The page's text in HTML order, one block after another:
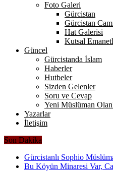
Foto Galeri
Gürcistan
Gürcistan
Hat Galerisi
Kutsal
Güncel
Gürcistanda İslam
Haberler
Hutbeler
Sizden Gelenler
Soru ve Cevap
Yeni Müslüman
Yazarlar
İletişim
Son Dakika
Gürcistanlı Sophio
Bu Köyün Minaresi Var,